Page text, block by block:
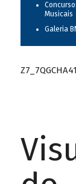
Musicais
Galeria